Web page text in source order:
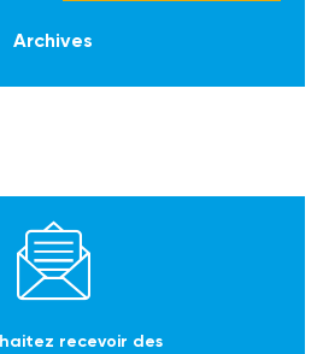
Archives
recevoir des